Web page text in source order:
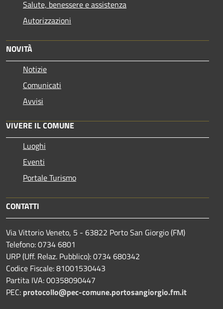
Salute, benessere e assistenza
Autorizzazioni
NOVITÀ
Notizie
Comunicati
Avvisi
VIVERE IL COMUNE
Luoghi
Eventi
Portale Turismo
CONTATTI
Via Vittorio Veneto, 5 - 63822 Porto San Giorgio (FM)
Telefono: 0734 6801
URP (Uff. Relaz. Pubblico): 0734 680342
Codice Fiscale: 81001530443
Partita IVA: 00358090447
PEC: protocollo@pec-comune.portosangiorgio.fm.it